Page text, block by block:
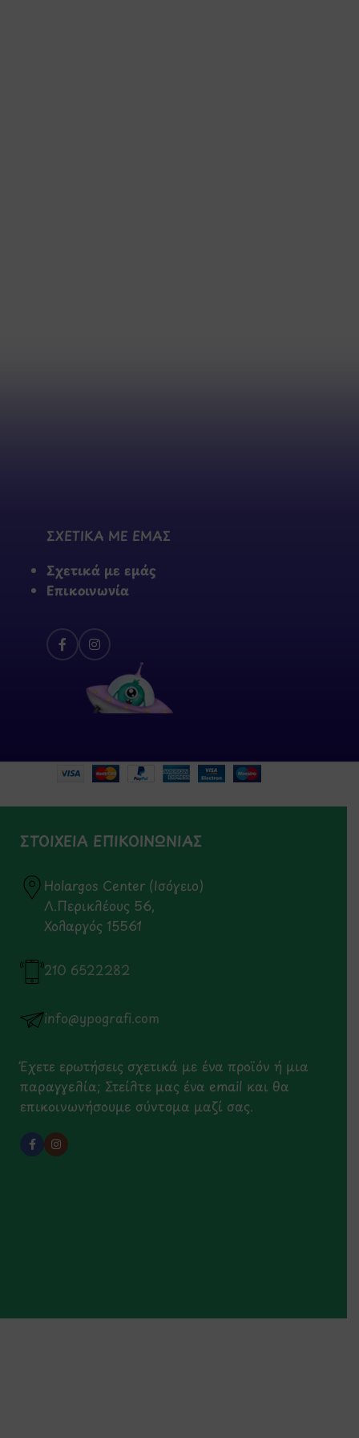
ΣΧΕΤΙΚΑ ΜΕ ΕΜΑΣ
Σχετικά με εμάς
Επικοινωνία
ΣΤΟΙΧΕΙΑ ΕΠΙΚΟΙΝΩΝΙΑΣ
Holargos Center (Ισόγειο)
Λ.Περικλέους 56,
Χολαργός 15561
210 6522282
info@ypografi.com
Έχετε ερωτήσεις σχετικά με ένα προϊόν ή μια
παραγγελία; Στείλτε μας ένα email και θα
επικοινωνήσουμε σύντομα μαζί σας.